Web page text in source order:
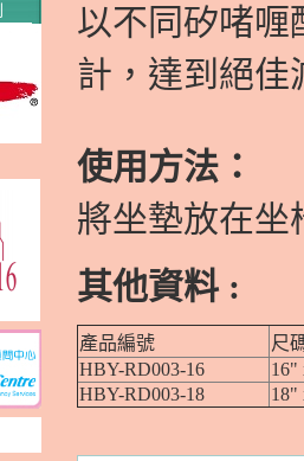
以不同矽啫喱
計，達到絕佳
使用方法：
將坐墊放在坐
其他資料 :
產品編號
尺
HBY-RD003-16
16"
HBY-RD003-18
18"